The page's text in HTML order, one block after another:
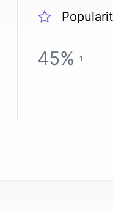
45% 1